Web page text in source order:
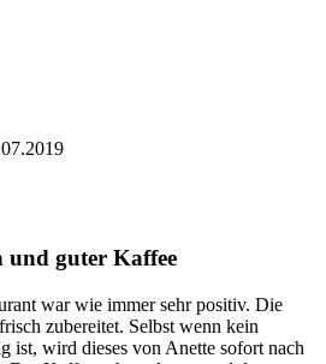
und guter Kaffee
war wie immer sehr positiv. Die
zubereitet. Selbst wenn kein
ist, wird dieses von Anette sofort nach